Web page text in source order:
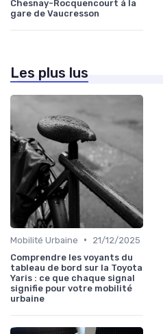
Chesnay-Rocquencourt à la
gare de Vaucresson
Les plus lus
Mobilité Urbaine •
21/12/2025
Comprendre les voyants du
tableau de bord sur la Toyota
Yaris : ce que chaque signal
signifie pour votre mobilité
urbaine